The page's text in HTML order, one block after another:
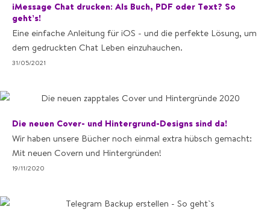
iMessage Chat drucken: Als Buch, PDF oder Text? So
geht’s!
Eine einfache Anleitung für iOS - und die perfekte Lösung, um
dem gedruckten Chat Leben einzuhauchen.
31/05/2021
Die neuen Cover- und Hintergrund-Designs sind da!
Wir haben unsere Bücher noch einmal extra hübsch gemacht:
Mit neuen Covern und Hintergründen!
19/11/2020